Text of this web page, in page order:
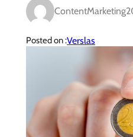
ContentMarketing
Posted on :Verslas